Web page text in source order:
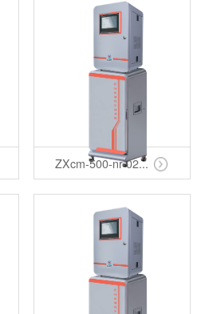
ZXcm-500-nr-02...